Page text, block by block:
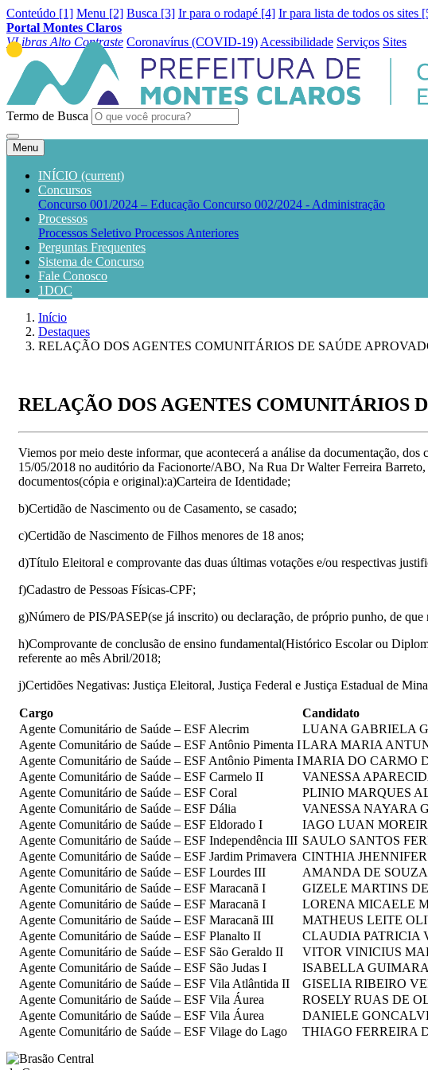
Conteúdo [1] Menu [2] Busca [3] Ir para o rodapé [4] Ir para lista de todos os sites
Portal Montes Claros
VLibras Alto Contraste Coronavírus (COVID-19) Acessibilidade Serviços Sites
Termo de Busca
Menu
INÍCIO (current)
Concursos
Concurso 001/2024 – Educação Concurso 002/2024 - Administração
Processos
Processos Seletivo Processos Anteriores
Perguntas Frequentes
Sistema de Concurso
Fale Conosco
1DOC
Início
Destaques
RELAÇÃO DOS AGENTES COMUNITÁRIOS DE SAÚDE
RELAÇÃO DOS AGENTES COMUNITÁRIOS
Viemos por meio deste informar, que acontecerá a análise da documentação,
15/05/2018 no auditório da Facionorte/ABO, Na Rua Dr Walter Ferreira
documentos(cópia e original):a)Carteira de Identidade;
b)Certidão de Nascimento ou de Casamento, se casado;
c)Certidão de Nascimento de Filhos menores de 18 anos;
d)Título Eleitoral e comprovante das duas últimas votações e/ou respectivas
f)Cadastro de Pessoas Físicas-CPF;
g)Número de PIS/PASEP(se já inscrito) ou declaração, de próprio punho, de que
h)Comprovante de conclusão de ensino fundamental(Histórico Escolar ou
referente ao mês Abril/2018;
j)Certidões Negativas: Justiça Eleitoral, Justiça Federal e Justiça Estadual de
Cargo
Candidato
Agente Comunitário de Saúde – ESF Alecrim
LUANA GABRIELA
Agente Comunitário de Saúde – ESF Antônio Pimenta ILARA MARIA
Agente Comunitário de Saúde – ESF Antônio Pimenta IMARIA DO CARMO
Agente Comunitário de Saúde – ESF Carmelo II
VANESSA
Agente Comunitário de Saúde – ESF Coral
PLINIO MARQUES
Agente Comunitário de Saúde – ESF Dália
VANESSA NAYARA
Agente Comunitário de Saúde – ESF Eldorado I
IAGO LUAN
Agente Comunitário de Saúde – ESF Independência III SAULO SANTOS
Agente Comunitário de Saúde – ESF Jardim Primavera CINTHIA
Agente Comunitário de Saúde – ESF Lourdes III
AMANDA DE
Agente Comunitário de Saúde – ESF Maracanã I
GIZELE MARTINS
Agente Comunitário de Saúde – ESF Maracanã I
LORENA MICAELE
Agente Comunitário de Saúde – ESF Maracanã III
MATHEUS LEITE
Agente Comunitário de Saúde – ESF Planalto II
CLAUDIA PATRICIA
Agente Comunitário de Saúde – ESF São Geraldo II
VITOR VINICIUS
Agente Comunitário de Saúde – ESF São Judas I
ISABELLA
Agente Comunitário de Saúde – ESF Vila Atlântida II
GISELIA RIBEIRO
Agente Comunitário de Saúde – ESF Vila Áurea
ROSELY RUAS DE
Agente Comunitário de Saúde – ESF Vila Áurea
DANIELE
Agente Comunitário de Saúde – ESF Vilage do Lago
THIAGO FERREIRA